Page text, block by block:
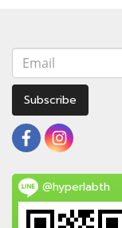
Subscribe
@hyperlabth